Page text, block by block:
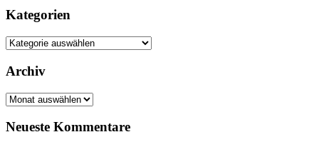
Kategorien
Kategorien
Archiv
Archiv
Neueste Kommentare